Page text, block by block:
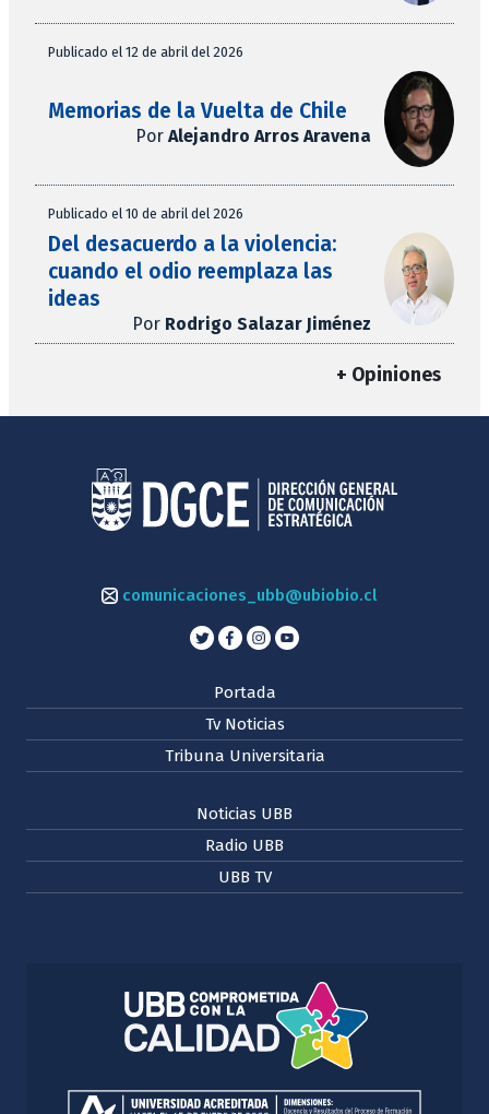
Publicado el 12 de abril del 2026
Memorias de la Vuelta de Chile
Por Alejandro Arros Aravena
Publicado el 10 de abril del 2026
Del desacuerdo a la violencia:
cuando el odio reemplaza las
ideas
Por Rodrigo Salazar Jiménez
+ Opiniones
comunicaciones_ubb@ubiobio.cl
Portada
Tv Noticias
Tribuna Universitaria
Noticias UBB
Radio UBB
UBB TV